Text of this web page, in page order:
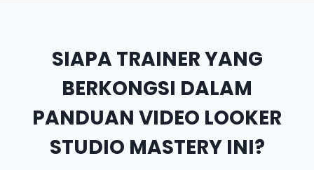
SIAPA TRAINER YANG
BERKONGSI DALAM
PANDUAN VIDEO LOOKER
STUDIO MASTERY INI?